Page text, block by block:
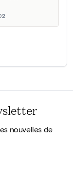
nouvelles de